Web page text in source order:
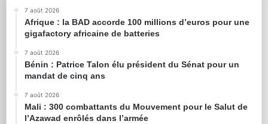
7 août 2026
Afrique : la BAD accorde 100 millions d’euros pour une
gigafactory africaine de batteries
7 août 2026
Bénin : Patrice Talon élu président du Sénat pour un
mandat de cinq ans
7 août 2026
Mali : 300 combattants du Mouvement pour le Salut de
l’Azawad enrôlés dans l’armée